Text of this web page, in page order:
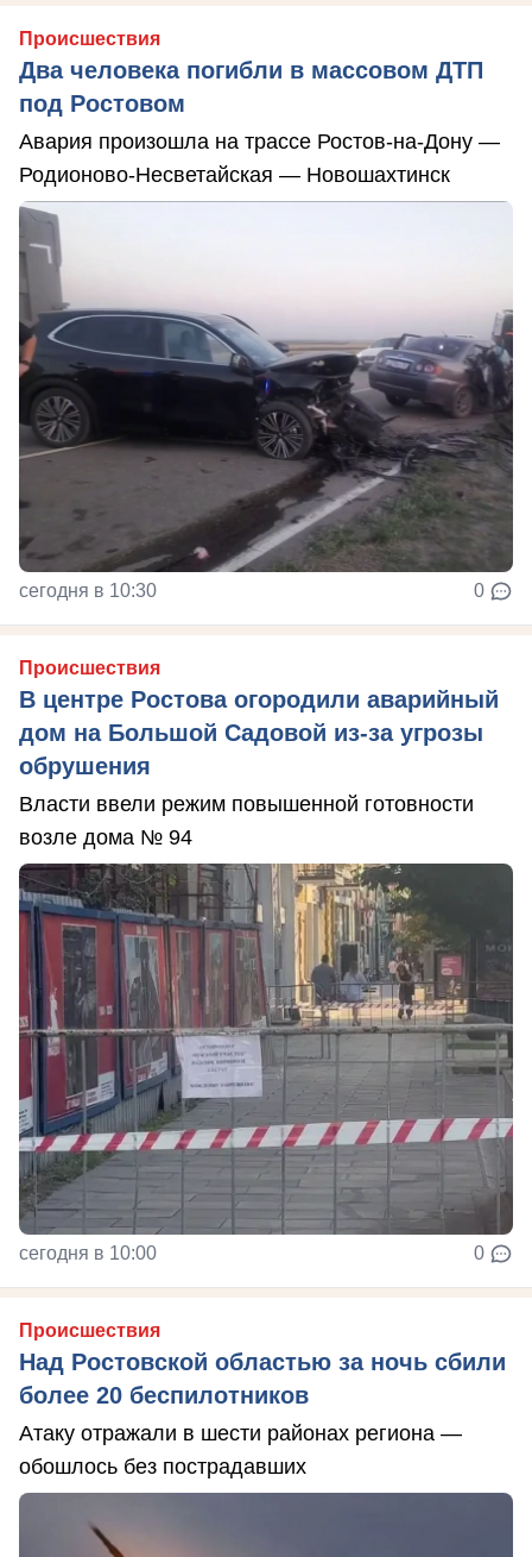
Происшествия
Два человека погибли в массовом ДТП
под Ростовом
Авария произошла на трассе Ростов-на-Дону —
Родионово-Несветайская — Новошахтинск
сегодня в 10:30 0
Происшествия
В центре Ростова огородили аварийный
дом на Большой Садовой из-за угрозы
обрушения
Власти ввели режим повышенной готовности
возле дома № 94
сегодня в 10:00 0
Происшествия
Над Ростовской областью за ночь сбили
более 20 беспилотников
Атаку отражали в шести районах региона —
обошлось без пострадавших